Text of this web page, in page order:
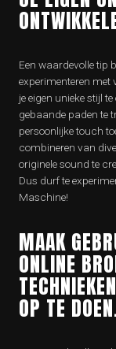
Een waardevolle tip
experimenteren met
je eigen unieke stijl
gebaande paden te
persoonlijke touch
combineren van
originele sound te
Dus durf te
Maschine!
MAAK
ONLINE
OP TE